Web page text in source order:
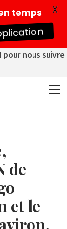
pour nous suivre
de
et le
temps
X